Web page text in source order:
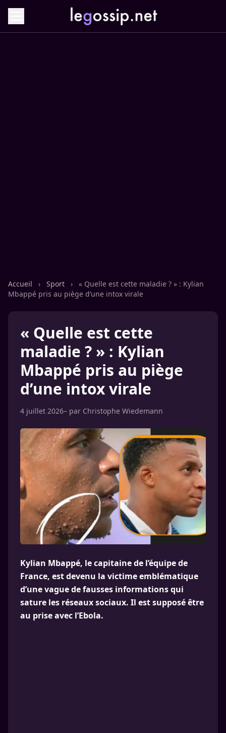
Accueil › Sport ›
« Quelle est cette maladie ? » : Kylian
Mbappé pris au piège d’une intox virale
« Quelle est cette
maladie ? » : Kylian
Mbappé pris au piège
d’une intox virale
4 juillet 2026– par Christophe Wiedemann
Kylian Mbappé, le capitaine de l’équipe de
France, est devenu la victime emblématique
d’une vague de fausses informations qui
sature les réseaux sociaux. Il est supposé être
au prise avec l’Ebola.